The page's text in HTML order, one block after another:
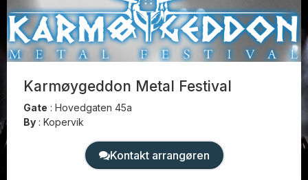
Karmøygeddon Metal Festival
Gate : Hovedgaten 45a
By : Kopervik
Kontakt arrangøren